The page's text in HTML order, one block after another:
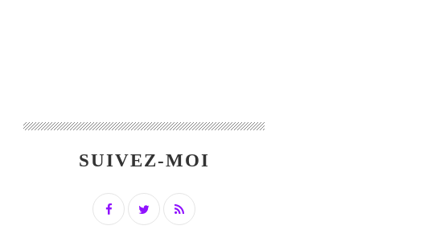
SUIVEZ-MOI